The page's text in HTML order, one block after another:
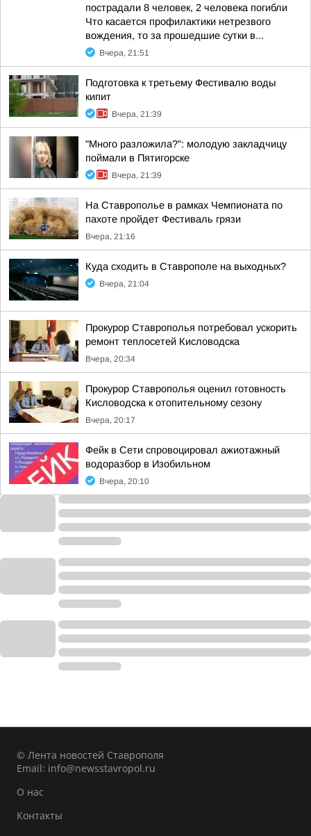
пострадали 8 человек, 2 человека погибли
Что касается профилактики нетрезвого
вождения, то за прошедшие сутки в...
Вчера, 21:51
Подготовка к третьему Фестивалю воды
кипит
Вчера, 21:39
"Много разложила?": молодую закладчицу
поймали в Пятигорске
Вчера, 21:39
На Ставрополье в рамках Чемпионата по
пахоте пройдет Фестиваль грязи
Вчера, 21:16
Куда сходить в Ставрополе на выходных?
Вчера, 21:04
Прокурор Ставрополья потребовал ускорить
ремонт теплосетей Кисловодска
Вчера, 20:34
Прокурор Ставрополья оценил готовность
Кисловодска к отопительному сезону
Вчера, 20:17
Фейк в Сети спровоцировал ажиотажный
водоразбор в Изобильном
Вчера, 20:10
© Лента новостей Ставрополя
Email: info@newsstavropol.ru
О нас
Контакты